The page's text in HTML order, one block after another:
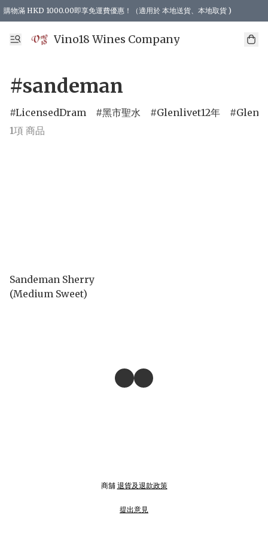
購物滿 HKD 1000.00即享免運費優惠！（適用於 本地送貨、本地取貨 )
Vino18 Wines Company
#sandeman
LicensedDram 黑市聖水 Glenlivet12年
1項 商品
Sandeman Sherry
(Medium Sweet)
商舖 退貨及退款政策
提出意見